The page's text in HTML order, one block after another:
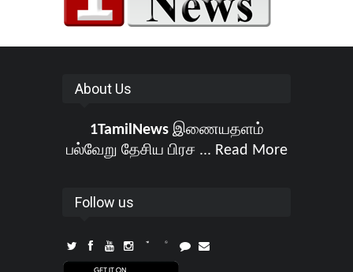
About Us
1TamilNewsஇணையதளம்
பல்வேறு தேசிய பிரச ... Read More
Follow us